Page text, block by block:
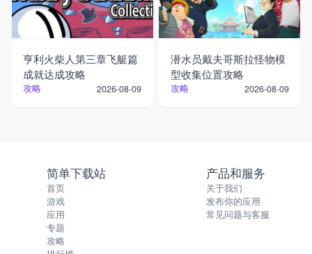
亨利火柴人第三章飞艇篇
成就达成攻略
攻略 2026-08-09
潜水员戴夫哥斯拉怪物模
型收集位置攻略
攻略 2026-08-09
简单下载站
首页
游戏
应用
专题
攻略
产品和服务
关于我们
发布你的应用
常见问题与客服